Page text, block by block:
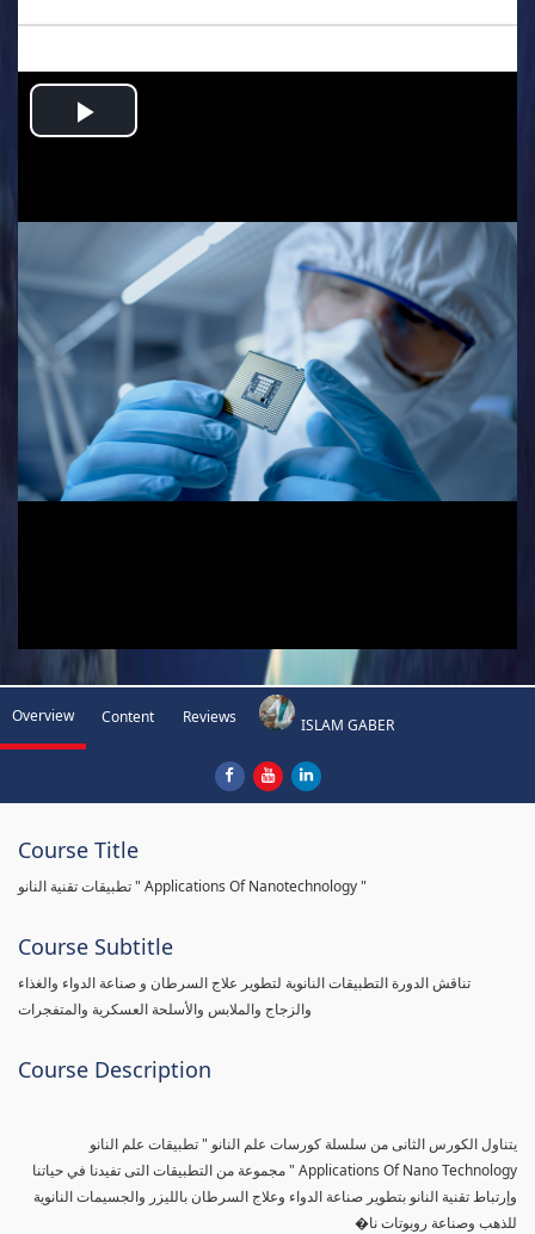
Play
Overview Content Reviews ISLAM GABER
Course Title
تطبيقات تقنية النانو " Applications Of Nanotechnology "
Course Subtitle
تناقش الدورة التطبيقات النانوية لتطوير علاج السرطان و صناعة الدواء والغذاء
والزجاج والملابس والأسلحة العسكرية والمتفجرات
Course Description
يتناول الكورس الثانى من سلسلة كورسات علم النانو " تطبيقات علم النانو
Applications Of Nano Technology " مجموعة من التطبيقات التى تفيدنا في حياتنا
وإرتباط تقنية النانو بتطوير صناعة الدواء وعلاج السرطان بالليزر والجسيمات النانوية
للذهب وصناعة روبوتات نا�